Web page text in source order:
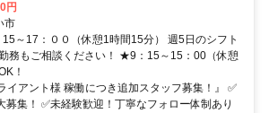
円
市
～17：００（休憩1時間15分） 週5日のシフト
務もご相談ください！ ★9：15～15：00（休憩
！
イアント様 稼働につき追加スタッフ募集！』 ✅
募集！ ✅未経験歓迎！丁寧なフォロー体制あり